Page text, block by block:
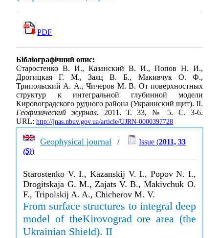
PDF
Бібліографічний опис:
Старостенко В. И., Казанский В. И., Попов Н. И.,
Дрогицкая Г. М., Заяц В. Б., Макивчук О. Ф.,
Трипольский А. А., Чичеров М. В. От поверхностных
структур к интегральной глубинной модели
Кировоградского рудного района (Украинский щит). II.
Геофизический журнал. 2011. Т. 33, № 5. С. 3-6.
URL: http://jnas.nbuv.gov.ua/article/UJRN-0000397728
Geophysical journal / Issue (2011, 33
(5))
Starostenko V. I., Kazanskij V. I., Popov N. I.,
Drogitskaja G. M., Zajats V. B., Makivchuk O.
F., Tripolskij A. A., Chicherov M. V.
From surface structures to integral deep
model of theKirovograd ore area (the
Ukrainian Shield). II